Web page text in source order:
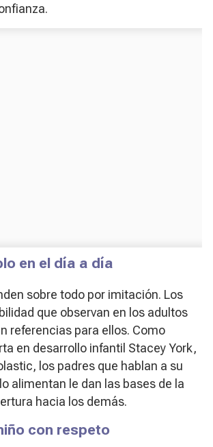
en el día a día
sobre todo por imitación. Los
que observan en los adultos
referencias para ellos. Como
en desarrollo infantil Stacey York,
los padres que hablan a su
alimentan le dan las bases de la
hacia los demás.
con respeto